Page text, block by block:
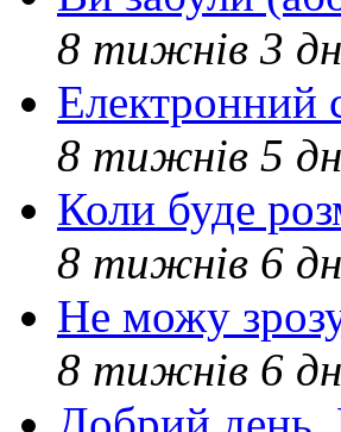
8 тижнів 3
Електронний
8 тижнів 5
Коли буде
8 тижнів 6
Не можу
8 тижнів 6